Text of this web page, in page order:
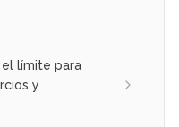
el límite para
y